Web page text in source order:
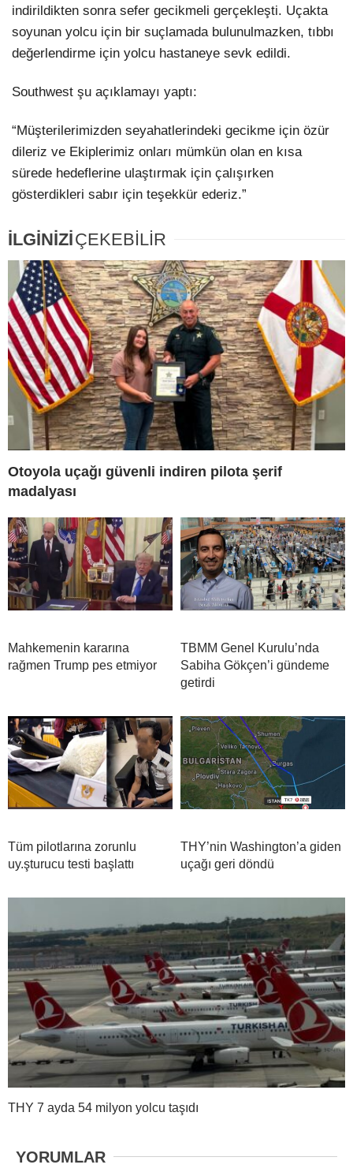
indirildikten sonra sefer gecikmeli gerçekleşti. Uçakta
soyunan yolcu için bir suçlamada bulunulmazken, tıbbı
değerlendirme için yolcu hastaneye sevk edildi.
Southwest şu açıklamayı yaptı:
“Müşterilerimizden seyahatlerindeki gecikme için özür
dileriz ve Ekiplerimiz onları mümkün olan en kısa
sürede hedeflerine ulaştırmak için çalışırken
gösterdikleri sabır için teşekkür ederiz.”
İLGİNİZİÇEKEBİLİR
Otoyola uçağı güvenli indiren pilota şerif
madalyası
Mahkemenin kararına
rağmen Trump pes etmiyor
TBMM Genel Kurulu’nda
Sabiha Gökçen’i gündeme
getirdi
Tüm pilotlarına zorunlu
uy.şturucu testi başlattı
THY’nin Washington’a giden
uçağı geri döndü
THY 7 ayda 54 milyon yolcu taşıdı
YORUMLAR